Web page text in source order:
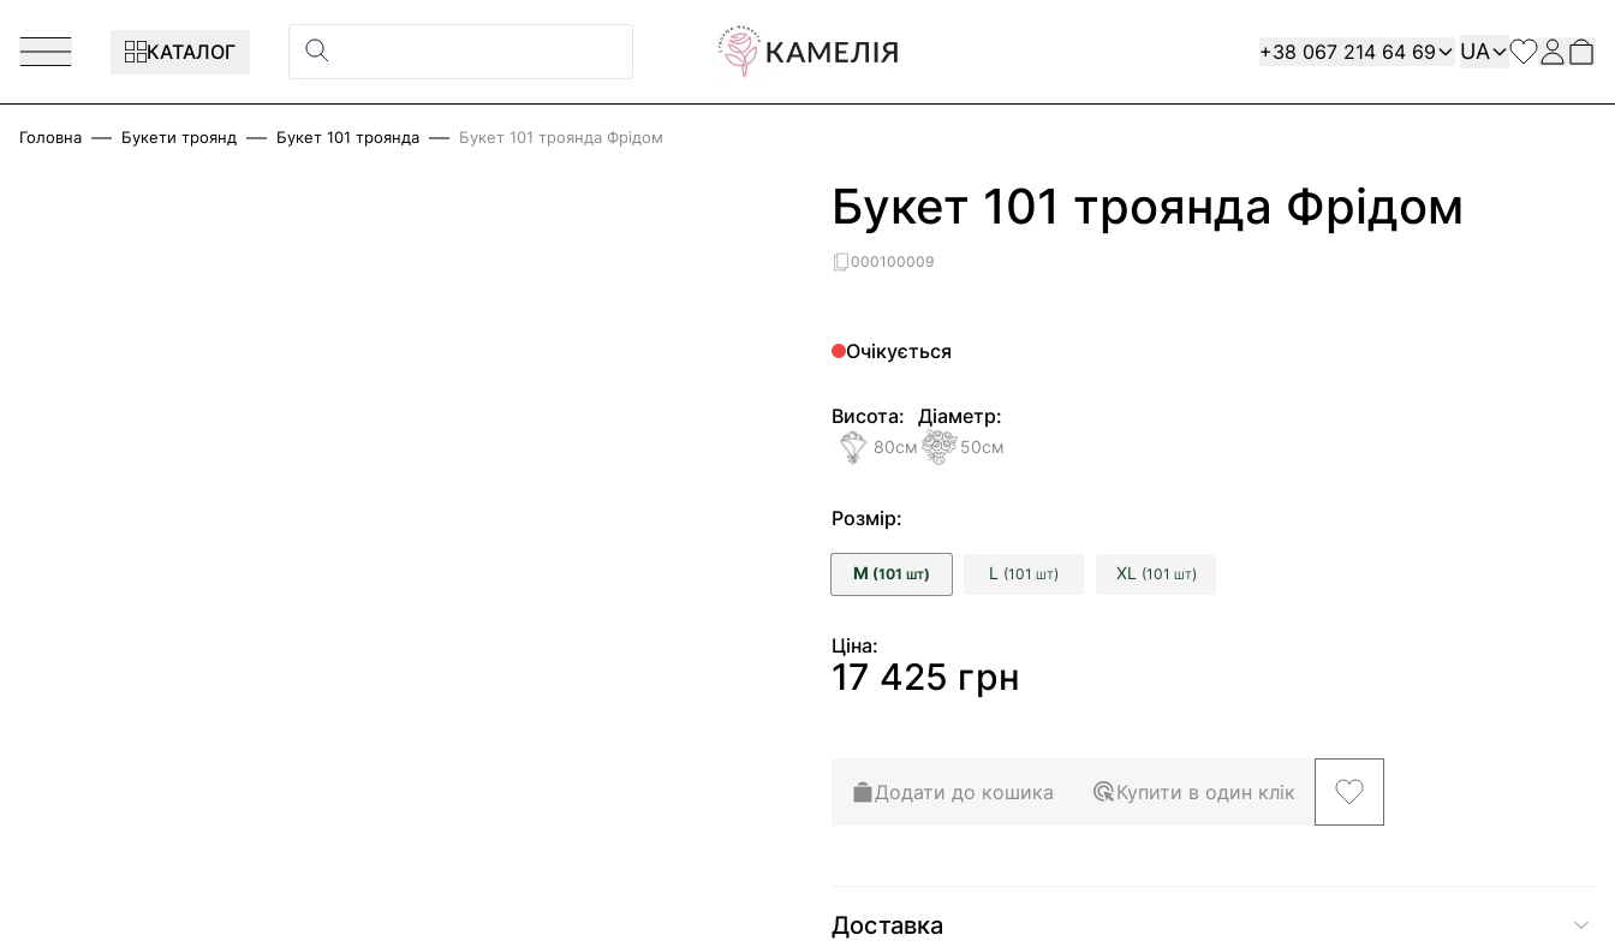
КАТАЛОГ
Contact
+38 067 214 64 69 Мова
UA
Головна Букети троянд Букет 101 троянда Букет 101 троянда Фрідом
Букет 101 троянда Фрідом
000100009
Очікується
Висота:
80см
Діаметр:
50см
Розмір:
M (101 ШТ) L (101 ШТ) XL (101 ШТ)
Ціна:
17 425 грн
Додати до кошика Купити в один клік
Доставка